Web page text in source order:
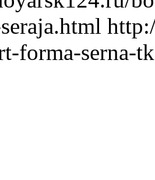
forma-serna-